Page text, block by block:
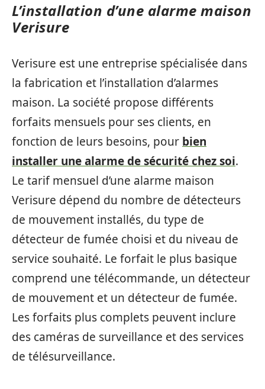
L’installation d’une alarme maison
Verisure
Verisure est une entreprise spécialisée dans
la fabrication et l’installation d’alarmes
maison. La société propose différents
forfaits mensuels pour ses clients, en
fonction de leurs besoins, pour bien
installer une alarme de sécurité chez soi.
Le tarif mensuel d’une alarme maison
Verisure dépend du nombre de détecteurs
de mouvement installés, du type de
détecteur de fumée choisi et du niveau de
service souhaité. Le forfait le plus basique
comprend une télécommande, un détecteur
de mouvement et un détecteur de fumée.
Les forfaits plus complets peuvent inclure
des caméras de surveillance et des services
de télésurveillance.